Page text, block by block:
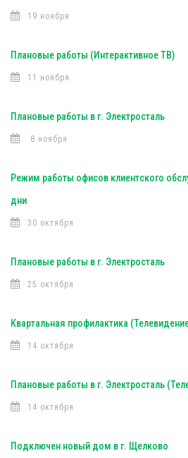
19 ноября
Плановые работы (Интерактивное ТВ)
11 ноября
Плановые работы в г. Электросталь
8 ноября
Режим работы офисов клиентского
дни
30 октября
Плановые работы в г. Электросталь
25 октября
Квартальная профилактика
14 октября
Плановые работы в г. Электросталь
14 октября
Подключен новый дом в г. Щелково